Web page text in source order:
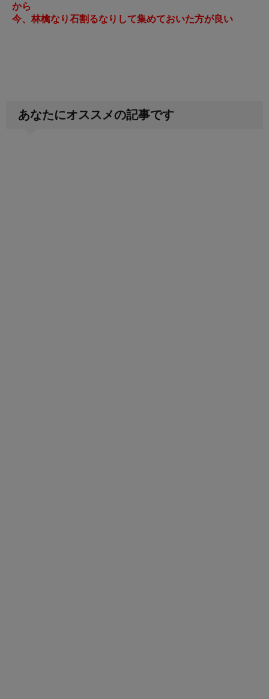
から
今、林檎なり石割るなりして集めておいた方が良い
あなたにオススメの記事です